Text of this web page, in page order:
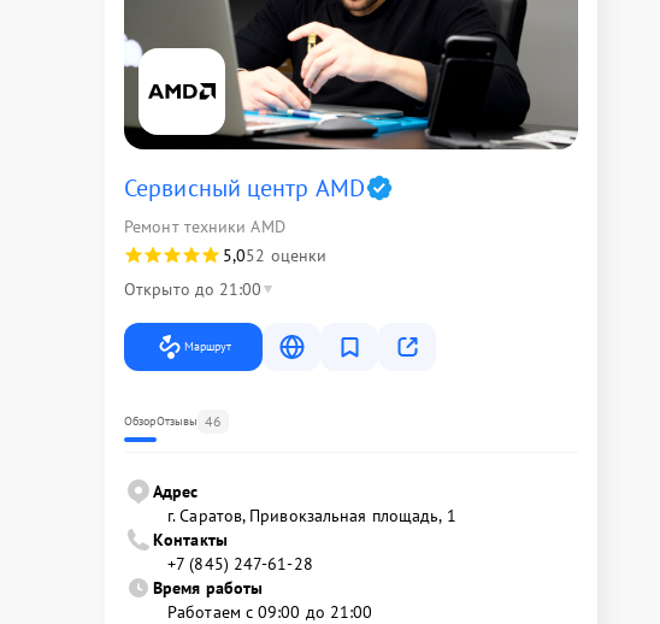
Сервисный центр AMD
Ремонт техники AMD
5,052 оценки
Открыто до 21:00
Маршрут
ОбзорОтзывы 46
Адрес
г. Саратов, Привокзальная площадь, 1
Контакты
+7 (845) 247-61-28
Время работы
Работаем с 09:00 до 21:00